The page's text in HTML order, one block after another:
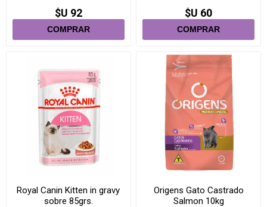
$U 92 $U 60
Royal Canin Kitten in gravy
sobre 85grs.
Origens Gato Castrado
Salmon 10kg